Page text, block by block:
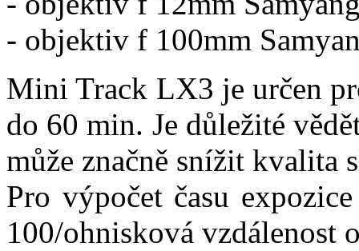
- objektiv f 100mm
Mini Track LX3 je určen
do 60 min. Je důležité
může značně snížit kvalita
Pro výpočet času
100/ohnisková vzdálenost